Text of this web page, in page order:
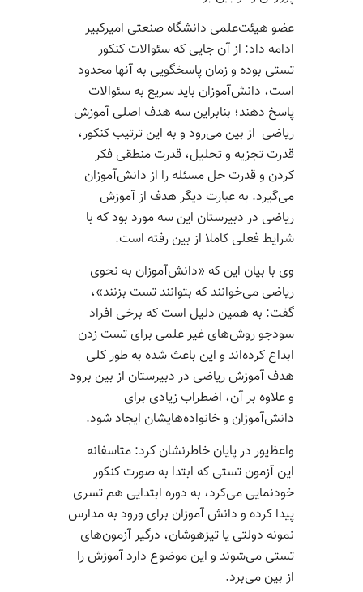
عضو هیئت‌علمی دانشگاه صنعتی امیرکبیر
ادامه داد: از آن جایی که سئوالات کنکور
تستی بوده و زمان پاسخگویی به آنها محدود
است، دانش‌آموزان باید سریع به سئوالات
پاسخ دهند؛ بنابراین سه هدف اصلی آموزش
ریاضی از بین می‌رود و به این ترتیب کنکور،
قدرت تجزیه و تحلیل، قدرت منطقی فکر
کردن و قدرت حل مسئله را از دانش‌آموزان
می‌گیرد. به عبارت دیگر هدف از آموزش
ریاضی در دبیرستان این سه مورد بود که با
شرایط فعلی کاملا از بین رفته است.
وی با بیان این که «دانش‌آموزان به نحوی
ریاضی می‌خوانند که بتوانند تست بزنند»،
گفت: به همین دلیل است که برخی افراد
سودجو روش‌های غیر علمی برای تست زدن
ابداع کرده‌اند و این باعث شده به طور کلی
هدف آموزش ریاضی در دبیرستان از بین برود
و علاوه بر آن، اضطراب زیادی برای
دانش‌آموزان و خانواده‌هایشان ایجاد شود.
واعظ‌پور در پایان خاطرنشان کرد: متاسفانه
این آزمون تستی که ابتدا به صورت کنکور
خودنمایی می‌کرد، به دوره‌ ابتدایی هم تسری
پیدا کرده و دانش آموزان برای ورود به مدارس
نمونه دولتی یا تیزهوشان، درگیر آزمون‌های
تستی می‌شوند و این موضوع دارد آموزش را
از بین می‌برد.